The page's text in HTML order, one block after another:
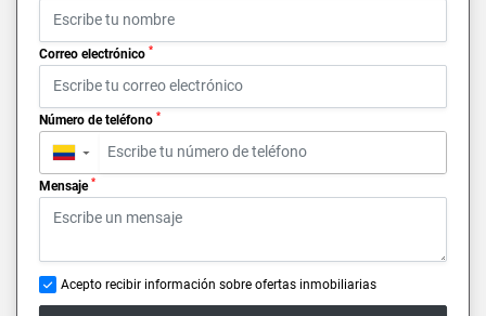
Correo electrónico *
Número de teléfono *
▼
Mensaje *
Acepto recibir información sobre ofertas inmobiliarias